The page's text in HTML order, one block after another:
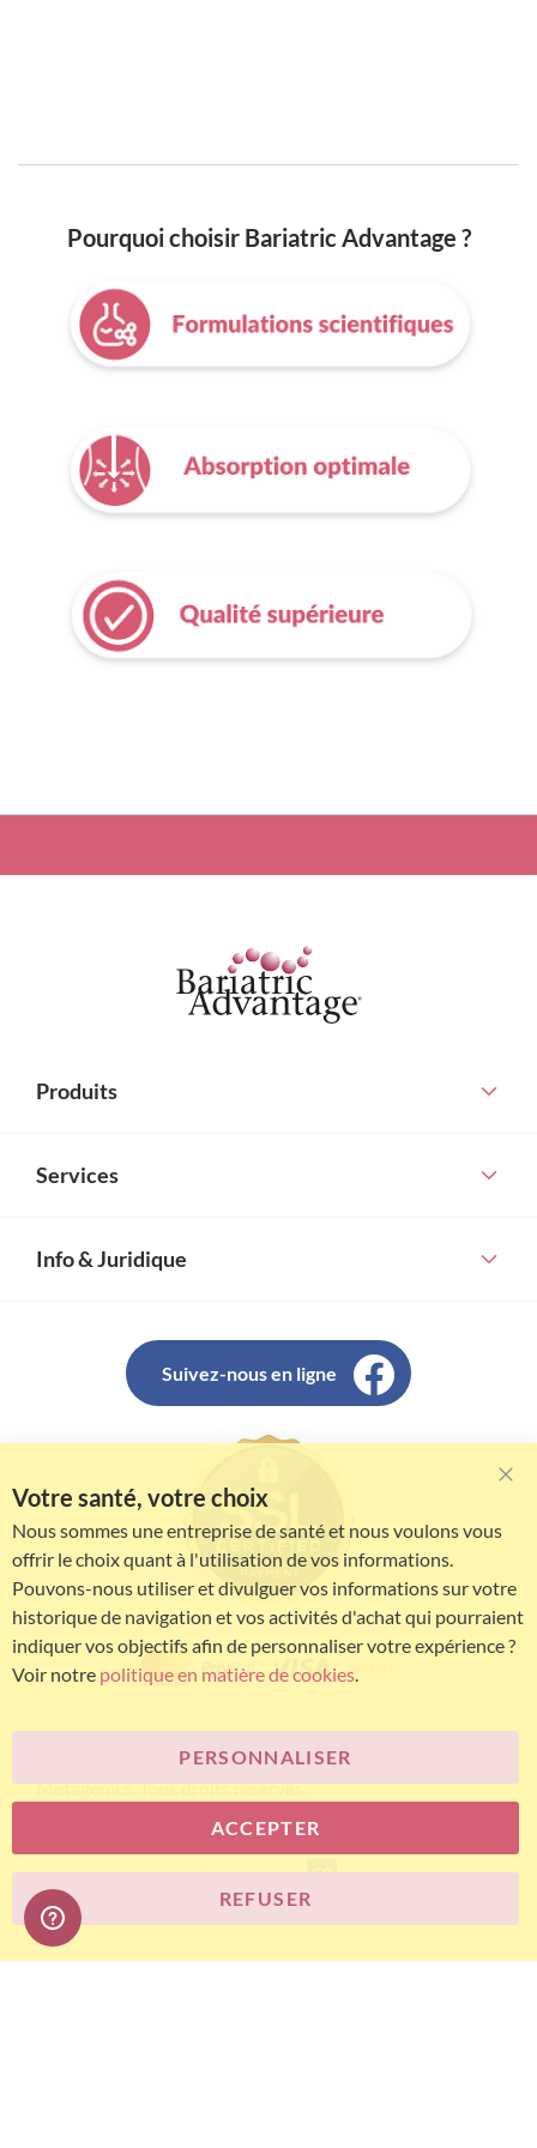
Pourquoi choisir Bariatric Advantage ?
Produits
Services
Info & Juridique
Suivez-nous en ligne
© Bariatric Advantage® est une marque du groupe
Metagenics. Tous droits réservés.
E-commerce
Votre santé, votre choix
Nous sommes une entreprise de santé et nous voulons vous
offrir le choix quant à l'utilisation de vos informations.
Pouvons-nous utiliser et divulguer vos informations sur votre
historique de navigation et vos activités d'achat qui pourraient
indiquer vos objectifs afin de personnaliser votre expérience ?
Voir notre politique en matière de cookies.
ACCEPTER
PERSONNALISER
REFUSER